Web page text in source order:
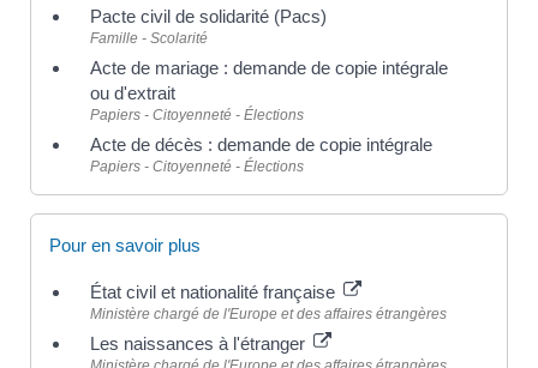
Pacte civil de solidarité (Pacs)
Famille - Scolarité
Acte de mariage : demande de copie intégrale
ou d'extrait
Papiers - Citoyenneté - Élections
Acte de décès : demande de copie intégrale
Papiers - Citoyenneté - Élections
Pour en savoir plus
État civil et nationalité française
Ministère chargé de l'Europe et des affaires étrangères
Les naissances à l'étranger